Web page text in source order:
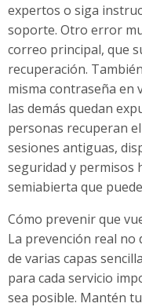
expertos o siga
soporte. Otro error
correo principal, que
recuperación.
misma contraseña en
las demás quedan
personas recuperan
sesiones antiguas,
seguridad y permisos
semiabierta que
Cómo prevenir que
La prevención real no
de varias capas
para cada servicio
sea posible. Mantén